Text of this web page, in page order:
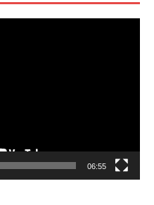
06:55